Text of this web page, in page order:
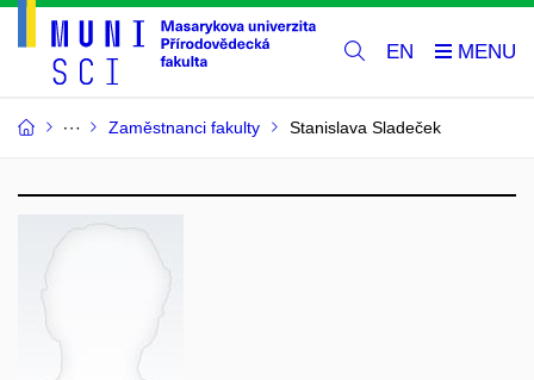
EN
Zaměstnanci fakulty Stanislava Sladeček